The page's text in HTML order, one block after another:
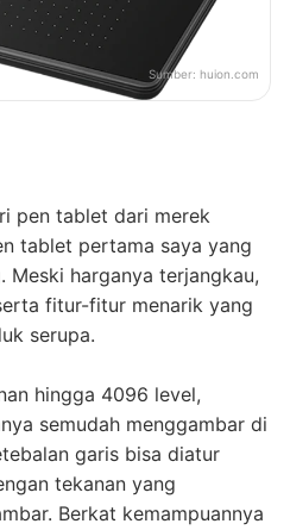
Sumber: huion.com
pen tablet dari merek
tablet pertama saya yang
Meski harganya terjangkau,
fitur-fitur menarik yang
serupa.
hingga 4096 level,
semudah menggambar di
garis bisa diatur
tekanan yang
Berkat kemampuannya